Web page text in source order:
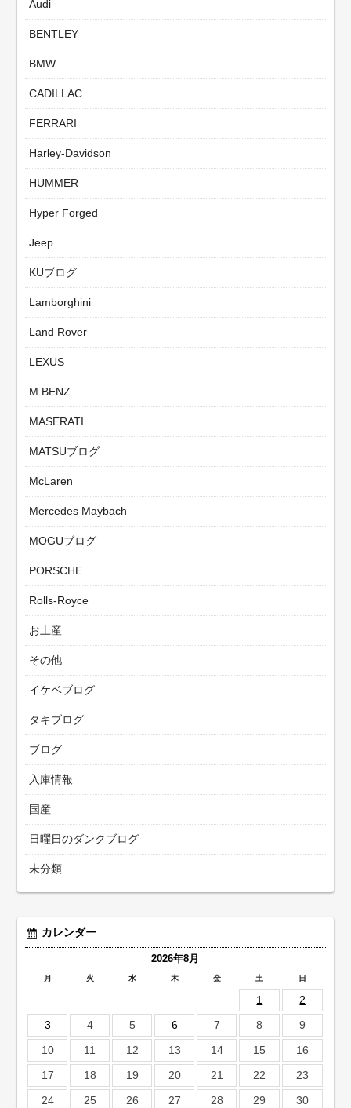
Audi
BENTLEY
BMW
CADILLAC
FERRARI
Harley-Davidson
HUMMER
Hyper Forged
Jeep
KUブログ
Lamborghini
Land Rover
LEXUS
M.BENZ
MASERATI
MATSUブログ
McLaren
Mercedes Maybach
MOGUブログ
PORSCHE
Rolls-Royce
お土産
その他
イケベブログ
タキブログ
ブログ
入庫情報
国産
日曜日のダンクブログ
未分類
カレンダー
2026年8月
月 火 水 木 金 土 日
1
2
3
4 5 6 7 8
9
10
11 12 13 14 15
16
17
18 19 20 21 22
23
24
25 26 27 28 29
30